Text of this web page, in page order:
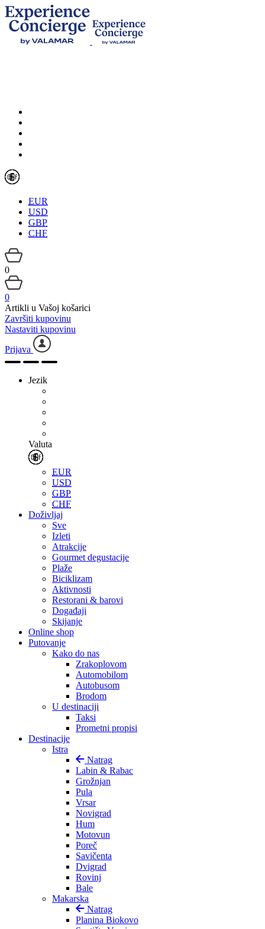
EUR
USD
GBP
CHF
0
0
Artikli u Vašoj košarici
Završiti kupovinu
Nastaviti kupovinu
Prijava
Jezik
Valuta
EUR
USD
GBP
CHF
Doživljaj
Sve
Izleti
Atrakcije
Gourmet degustacije
Plaže
Biciklizam
Aktivnosti
Restorani & barovi
Događaji
Skijanje
Online shop
Putovanje
Kako do nas
Zrakoplovom
Automobilom
Autobusom
Brodom
U destinaciji
Taksi
Prometni propisi
Destinacije
Istra
Natrag
Labin & Rabac
Grožnjan
Pula
Vrsar
Novigrad
Hum
Motovun
Poreč
Savičenta
Dvigrad
Rovinj
Bale
Makarska
Natrag
Planina Biokovo